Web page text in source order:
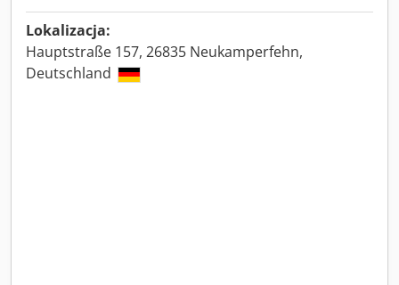
Lokalizacja:
Hauptstraße 157, 26835 Neukamperfehn,
Deutschland